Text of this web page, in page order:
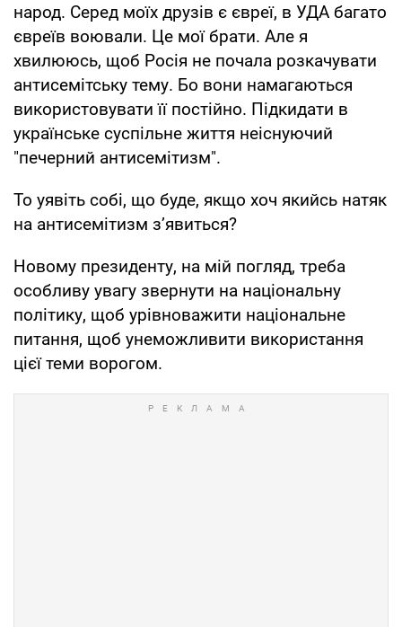
народ. Серед моїх друзів є євреї, в УДА багато
євреїв воювали. Це мої брати. Але я
хвилююсь, щоб Росія не почала розкачувати
антисемітську тему. Бо вони намагаються
використовувати її постійно. Підкидати в
українське суспільне життя неіснуючий
"печерний антисемітизм".
То уявіть собі, що буде, якщо хоч якийсь натяк
на антисемітизм з’явиться?
Новому президенту, на мій погляд, треба
особливу увагу звернути на національну
політику, щоб урівноважити національне
питання, щоб унеможливити використання
цієї теми ворогом.